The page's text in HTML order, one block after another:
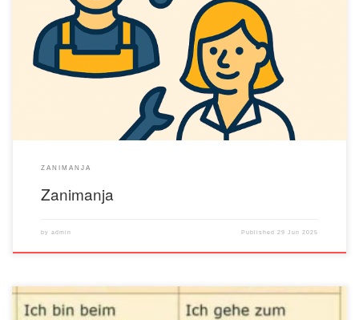
Zanimanja (Berufe): Njemački Značenje der Lehrer / die Lehrerin nastavnik /
nastavnica der Arzt / die Ärztin doktor / doktorica der Verkäufer / die Verkäuferin
prodavač/ica der Ingenieur / die Ingenieurin inžinjer/ka der Student / die Studentin
student/ica der Friseur / die Friseurin frizer/ka der Koch / die Köchin
kuhar/kuharica […]
ZANIMANJA
Zanimanja
by admin Published29 Jun 2025